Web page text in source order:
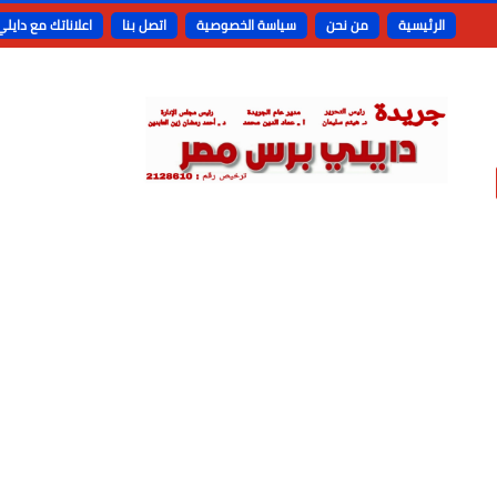
الرئيسية من نحن سياسة الخصوصية اتصل بنا اعلاناتك مع